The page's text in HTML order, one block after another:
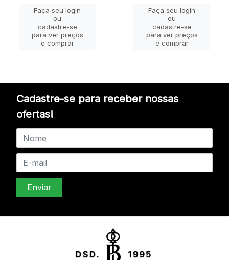
Faça seu login
ou
cadastre-se
para ver preços
e comprar
Faça seu login
ou
cadastre-se
para ver preços
e comprar
Cadastre-se para receber nossas
ofertas!